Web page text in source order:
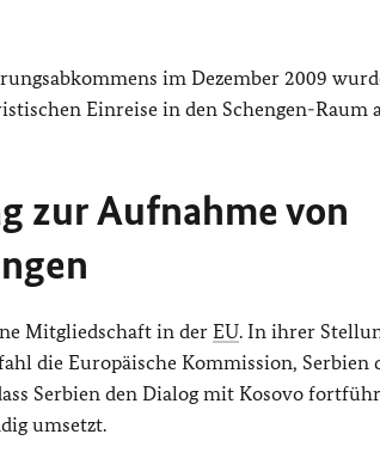
im Dezember 2009
Einreise in den Schengen-Raum
zur Aufnahme von
Mitgliedschaft in der EU. In ihrer
die Europäische Kommission,
Serbien den Dialog mit Kosovo
umsetzt.